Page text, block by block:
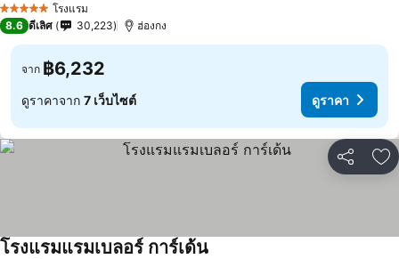
5 ดาว โรงแรม
8.6 ดีเลิศ 30,223 ฮ่องกง
จาก ฿6,232
ดูราคาจาก 7 เว็บไซต์ ดูราคา
แชร์ เ
โรงแรมแรมเบลอร์ การ์เด้น